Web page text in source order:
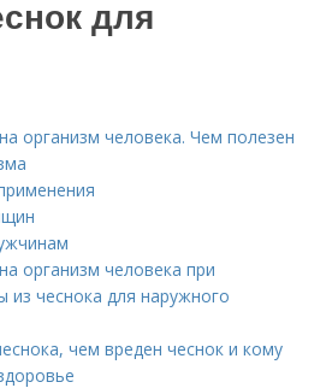
для
организм человека. Чем полезен
организм человека при
из чеснока для наружного
чем вреден чеснок и кому